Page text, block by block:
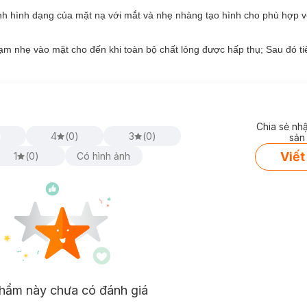
cây du Nhật Bản; Nó được đánh giá là một chất chống viêm và
lão hóa mạnh mẽ, hạn chế sự hình thành nếp nhăn.
da nào?
Mask:
Arbutin có khả năng ức chế tyrosinase, làm giảm sản sinh
ẩm.
hình dạng của mặt nạ với mắt và nhẹ nhàng tạo hình cho phù hợp
nhẹ vào mặt cho đến khi toàn bộ chất lỏng được hấp thụ; Sau đó
4 (0) 3 (0)
1 (0) Có hình ảnh
Chia sẻ
Viết
này chưa có đánh giá